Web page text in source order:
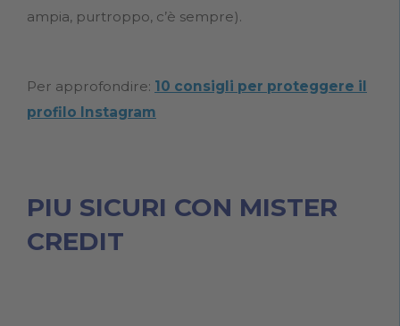
ampia, purtroppo, c’è sempre).
Per approfondire: 10 consigli per proteggere il
profilo Instagram
PIU SICURI CON MISTER
CREDIT